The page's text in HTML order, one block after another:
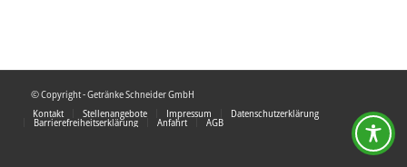
© Copyright - Getränke Schneider GmbH
Kontakt
Stellenangebote Impressum Datenschutzerklärung
Barrierefreiheitserklärung Anfahrt AGB